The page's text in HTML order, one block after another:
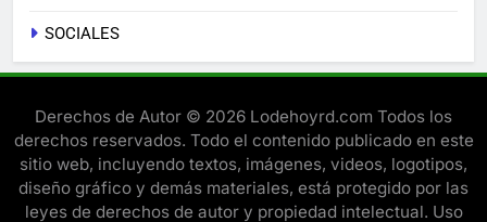
SOCIALES
Derechos de Autor © 2026 Lodehoyrd.com Todos los
derechos reservados. Todo el contenido publicado en este
sitio web, incluyendo textos, imágenes, videos, logotipos,
diseño gráfico y demás materiales, está protegido por las
leyes de derechos de autor y propiedad intelectual. Uso